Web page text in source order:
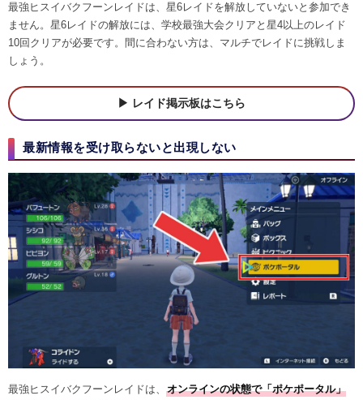
最強ヒスイバクフーンレイドは、星6レイドを解放していないと参加でき
ません。星6レイドの解放には、学校最強大会クリアと星4以上のレイド
10回クリアが必要です。間に合わない方は、マルチでレイドに挑戦しま
しょう。
レイド掲示板はこちら
最新情報を受け取らないと出現しない
最強ヒスイバクフーンレイドは、 オンラインの状態で「ポケポータル」